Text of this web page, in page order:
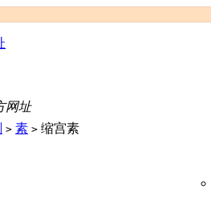
> 素 > 缩宫素